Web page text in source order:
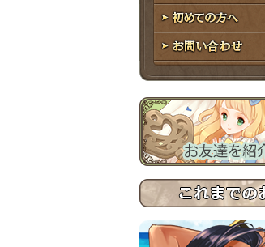
戦闘マニュアル
初めての方へ
お問い合わせ